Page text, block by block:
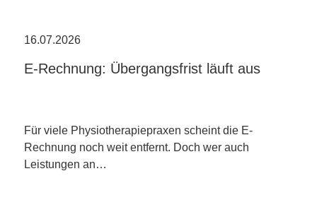
16.07.2026
E-Rechnung: Übergangsfrist läuft aus
Für viele Physiotherapiepraxen scheint die E-
Rechnung noch weit entfernt. Doch wer auch
Leistungen an…